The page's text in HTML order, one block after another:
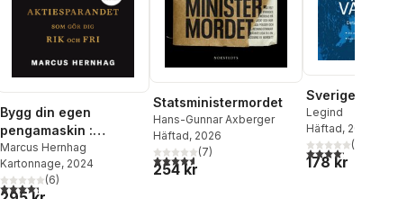
röster:
Bygg din egen
pengamaskin :
aktiesparandet som
gör dig rik och fri
Marcus Hernhag
Kartonnage, 2024
4,3utav 5 stjärnor. Totalt antal röster:
(6)
Statsministermordet
Hans-Gunnar Axberger
Häftad, 2026
4,6utav 5 stjärnor. Totalt antal röster:
(7)
254 kr
Sverige
Legind
Häftad, 2026
4,2utav 5(
178 kr